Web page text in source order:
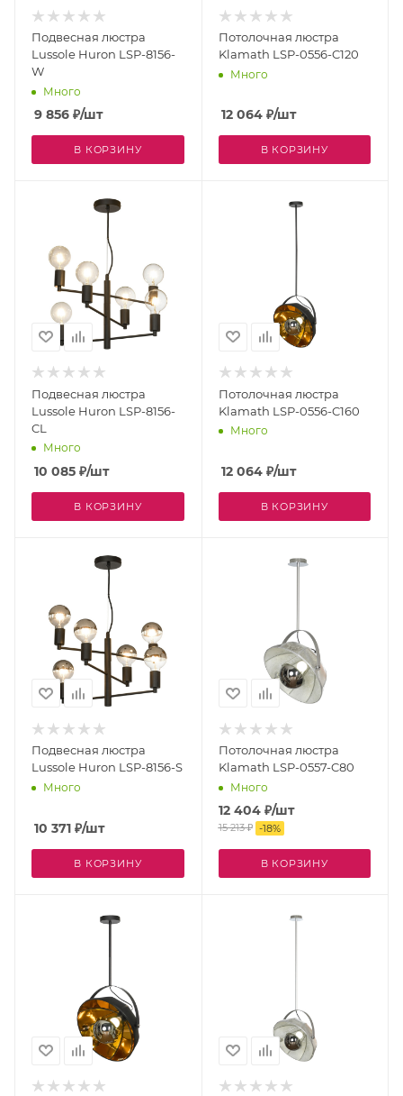
Подвесная люстра
Lussole Huron LSP-8156-
W
Много
9 856 ₽/шт
В КОРЗИНУ
Потолочная люстра
Klamath LSP-0556-C120
Много
12 064₽/шт
В КОРЗИНУ
Подвесная люстра
Lussole Huron LSP-8156-
CL
Много
10 085 ₽/шт
В КОРЗИНУ
Потолочная люстра
Klamath LSP-0556-C160
Много
12 064₽/шт
В КОРЗИНУ
Подвесная люстра
Lussole Huron LSP-8156-S
Много
10 371 ₽/шт
В КОРЗИНУ
Потолочная люстра
Klamath LSP-0557-C80
Много
12 404₽/шт
15 213₽ -18%
В КОРЗИНУ